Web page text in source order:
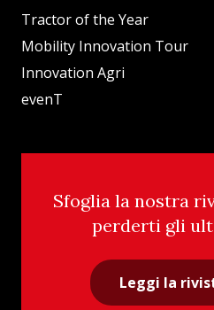
Tractor of the Year
Mobility Innovation Tour
Innovation Agri
evenT
Sfoglia la nostra
perderti gli
Leggi la